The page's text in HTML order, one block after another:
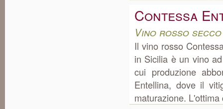
Contessa
Vino rosso
Il vino rosso
in Sicilia è un vino
cui produzione
Entellina, dove il
maturazione.